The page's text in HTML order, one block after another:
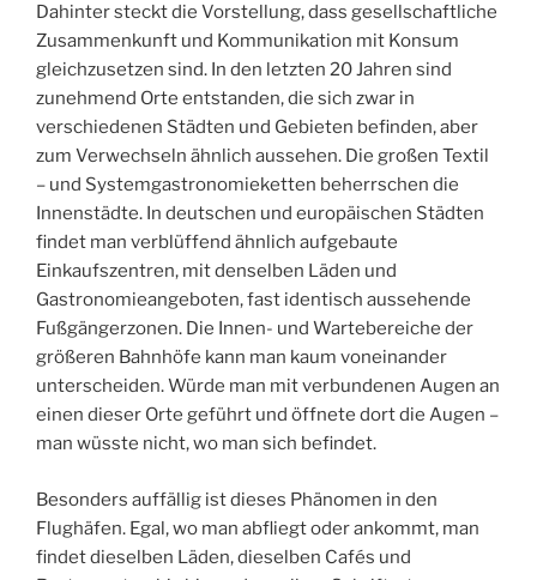
Dahinter steckt die Vorstellung, dass gesellschaftliche
Zusammenkunft und Kommunikation mit Konsum
gleichzusetzen sind. In den letzten 20 Jahren sind
zunehmend Orte entstanden, die sich zwar in
verschiedenen Städten und Gebieten befinden, aber
zum Verwechseln ähnlich aussehen. Die großen Textil
– und Systemgastronomieketten beherrschen die
Innenstädte. In deutschen und europäischen Städten
findet man verblüffend ähnlich aufgebaute
Einkaufszentren, mit denselben Läden und
Gastronomieangeboten, fast identisch aussehende
Fußgängerzonen. Die Innen- und Wartebereiche der
größeren Bahnhöfe kann man kaum voneinander
unterscheiden. Würde man mit verbundenen Augen an
einen dieser Orte geführt und öffnete dort die Augen –
man wüsste nicht, wo man sich befindet.
Besonders auffällig ist dieses Phänomen in den
Flughäfen. Egal, wo man abfliegt oder ankommt, man
findet dieselben Läden, dieselben Cafés und